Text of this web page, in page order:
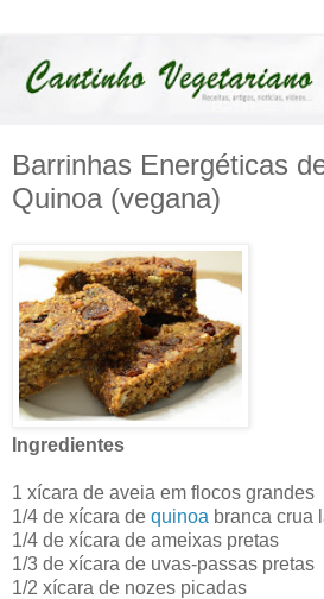
Barrinhas Energéticas
Quinoa (vegana)
Ingredientes
1 xícara de aveia em flocos grandes
1/4 de xícara de quinoa branca crua
1/4 de xícara de ameixas pretas
1/3 de xícara de uvas-passas pretas
1/2 xícara de nozes picadas